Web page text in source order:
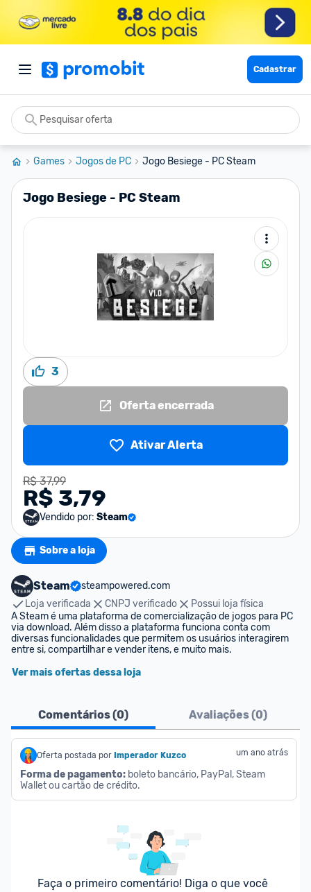
Cadastrar
Games Jogos de PC Jogo Besiege - PC Steam
Jogo Besiege - PC Steam
3
Oferta encerrada
Ativar Alerta
R$ 37,99
R$ 3,79
Vendido por: Steam
Sobre a loja
Steam
steampowered.com
Loja verificada
CNPJ verificado
Possui loja física
A Steam é uma plataforma de comercialização de jogos para PC
via download. Além disso a plataforma funciona conta com
diversas funcionalidades que permitem os usuários interagirem
entre si, compartilhar e vender itens, e muito mais.
Ver mais ofertas dessa loja
Comentários (0) Avaliações (0)
Oferta postada por Imperador Kuzco um ano atrás
Forma de pagamento: boleto bancário, PayPal, Steam
Wallet ou cartão de crédito.
Faça o primeiro comentário! Diga o que você